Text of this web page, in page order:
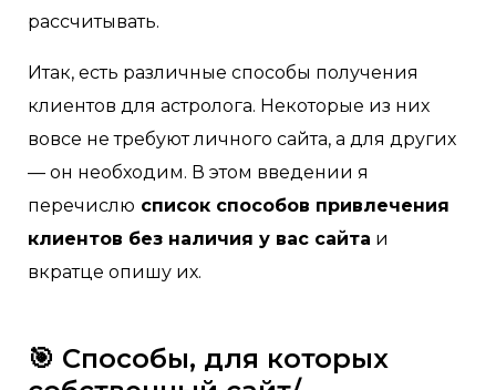
рассчитывать.
Итак, есть различные способы получения
клиентов для астролога. Некоторые из них
вовсе не требуют личного сайта, а для других
— он необходим. В этом введении я
перечислю список способов привлечения
клиентов без наличия у вас сайта и
вкратце опишу их.
🎯 Способы, для которых